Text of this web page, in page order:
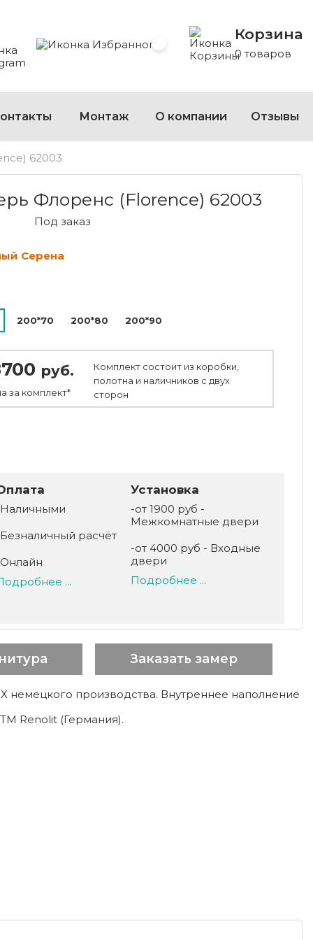
на Viberна Telegram Избранное Корзина
0 товаров
Монтаж О компании Отзывы
62003
Флоренс (Florence) 62003
Под заказ
Серена
200*70 200*80 200*90
руб.
за комплект*
Комплект состоит из коробки,
полотна и наличников с двух
сторон
расчёт
...
Установка
-от 1900 руб -
Межкомнатные двери
-от 4000 руб - Входные
двери
Подробнее ...
Заказать замер
производства. Внутреннее наполнение
Renolit (Германия).